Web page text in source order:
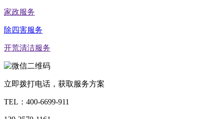
家政服务
除四害服务
开荒清洁服务
立即拨打电话，获取服务方案
TEL： 400-6699-911